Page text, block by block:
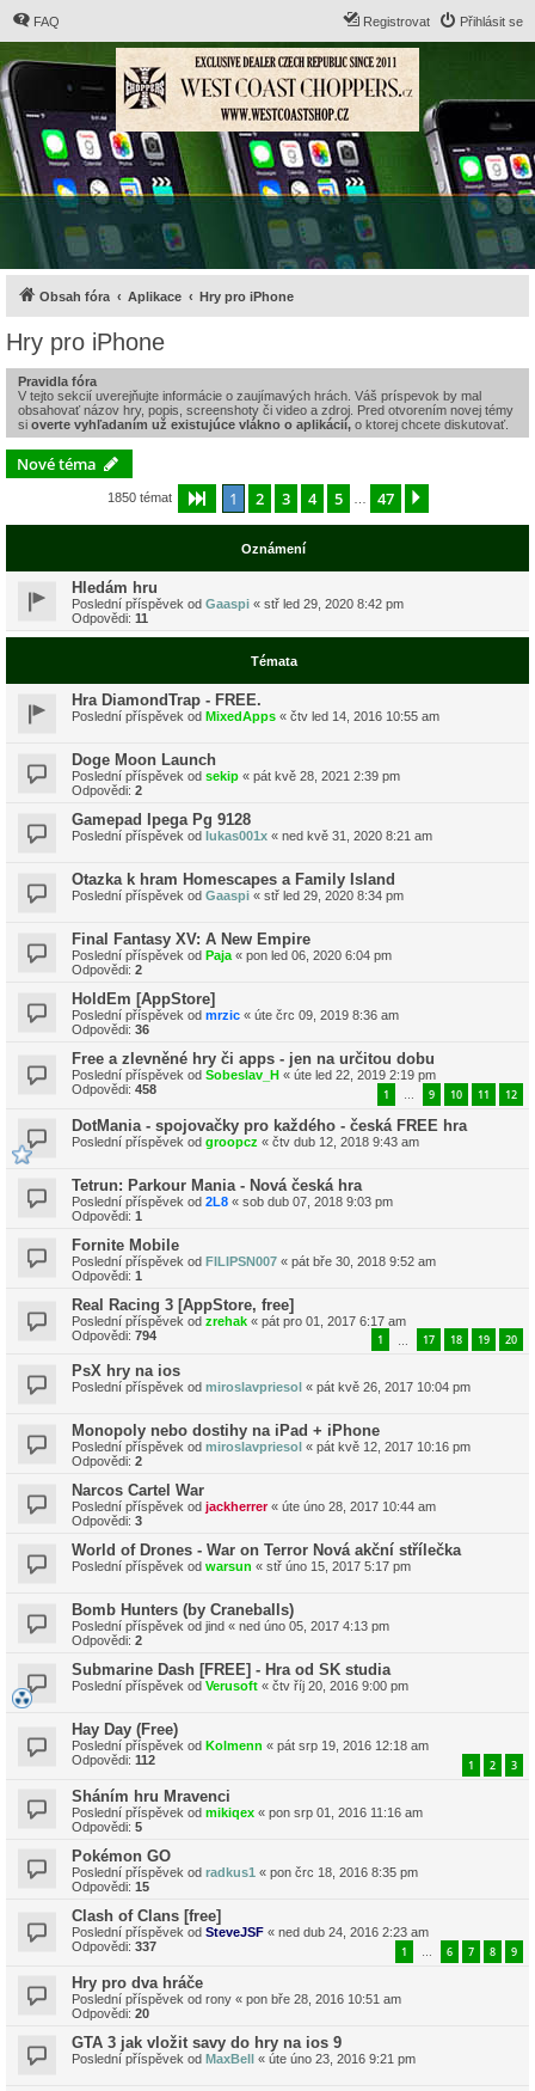
FAQ Přihlásit se
Registrovat
Obsah fóra Aplikace Hry pro iPhone
Hry pro iPhone
Pravidla fóra
V tejto sekcií uverejňujte informácie o zaujímavých hrách. Váš príspevok by mal
obsahovať názov hry, popis, screenshoty či video a zdroj. Pred otvorením novej témy
si overte vyhľadaním už existujúce vlákno o aplikácií, o ktorej chcete diskutovať.
Nové téma
1850 témat Stránka z 47
1 2 3 4 5 47
Oznámení
Hledám hru
Poslední příspěvek od Gaaspi « stř led 29, 2020 8:42 pm
Odpovědi: 11
Témata
Hra DiamondTrap - FREE.
Poslední příspěvek od MixedApps « čtv led 14, 2016 10:55 am
Doge Moon Launch
Poslední příspěvek od sekip « pát kvě 28, 2021 2:39 pm
Odpovědi: 2
Gamepad Ipega Pg 9128
Poslední příspěvek od lukas001x « ned kvě 31, 2020 8:21 am
Otazka k hram Homescapes a Family Island
Poslední příspěvek od Gaaspi « stř led 29, 2020 8:34 pm
Final Fantasy XV: A New Empire
Poslední příspěvek od Paja « pon led 06, 2020 6:04 pm
Odpovědi: 2
HoldEm [AppStore]
Poslední příspěvek od mrzic « úte črc 09, 2019 8:36 am
Odpovědi: 36
Free a zlevněné hry či apps - jen na určitou dobu
Poslední příspěvek od Sobeslav_H « úte led 22, 2019 2:19 pm
Odpovědi: 458 1 … 9 10 11 12
DotMania - spojovačky pro každého - česká FREE hra
Poslední příspěvek od groopcz « čtv dub 12, 2018 9:43 am
Tetrun: Parkour Mania - Nová česká hra
Poslední příspěvek od 2L8 « sob dub 07, 2018 9:03 pm
Odpovědi: 1
Fornite Mobile
Poslední příspěvek od FILIPSN007 « pát bře 30, 2018 9:52 am
Odpovědi: 1
Real Racing 3 [AppStore, free]
Poslední příspěvek od zrehak « pát pro 01, 2017 6:17 am
Odpovědi: 794 1 17 18 19 20
PsX hry na ios
Poslední příspěvek od miroslavpriesol « pát kvě 26, 2017 10:04 pm
Monopoly nebo dostihy na iPad + iPhone
Poslední příspěvek od miroslavpriesol « pát kvě 12, 2017 10:16 pm
Odpovědi: 2
Narcos Cartel War
Poslední příspěvek od jackherrer« úte úno 28, 2017 10:44 am
Odpovědi: 3
World of Drones - War on Terror Nová akční střílečka
Poslední příspěvek od warsun « stř úno 15, 2017 5:17 pm
Bomb Hunters (by Craneballs)
Poslední příspěvek od jind « ned úno 05, 2017 4:13 pm
Odpovědi: 2
Submarine Dash [FREE] - Hra od SK studia
Poslední příspěvek od Verusoft « čtv říj 20, 2016 9:00 pm
Hay Day (Free)
Poslední příspěvek od Kolmenn « pát srp 19, 2016 12:18 am
Odpovědi: 112 1 2 3
Sháním hru Mravenci
Poslední příspěvek od mikiqex « pon srp 01, 2016 11:16 am
Odpovědi: 5
Pokémon GO
Poslední příspěvek od radkus1 « pon črc 18, 2016 8:35 pm
Odpovědi: 15
Clash of Clans [free]
Poslední příspěvek od SteveJSF « ned dub 24, 2016 2:23 am
Odpovědi: 337 1 … 6 7 8 9
Hry pro dva hráče
Poslední příspěvek od rony « pon bře 28, 2016 10:51 am
Odpovědi: 20
GTA 3 jak vložit savy do hry na ios 9
Poslední příspěvek od MaxBell « úte úno 23, 2016 9:21 pm